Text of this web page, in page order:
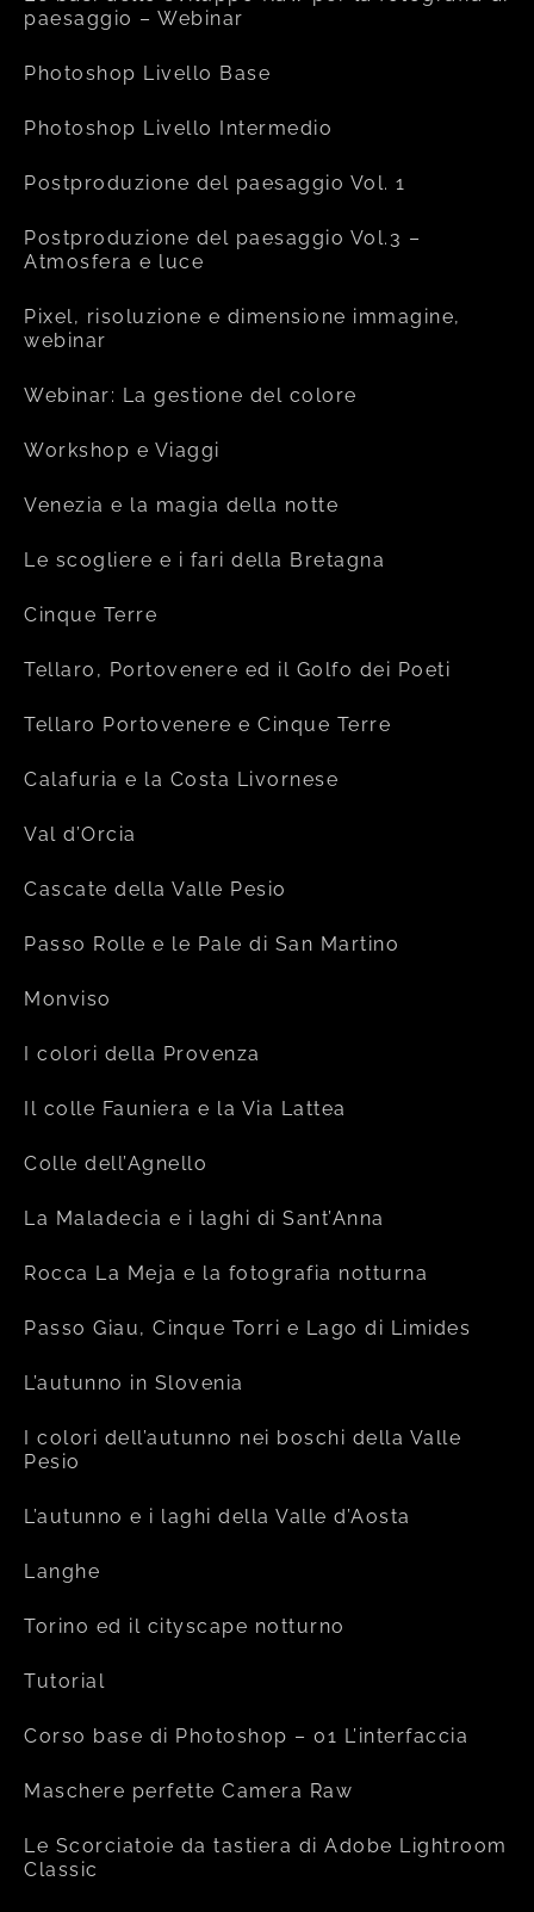
paesaggio – Webinar
Photoshop Livello Base
Photoshop Livello Intermedio
Postproduzione del paesaggio Vol. 1
Postproduzione del paesaggio Vol.3 –
Atmosfera e luce
Pixel, risoluzione e dimensione immagine,
webinar
Webinar: La gestione del colore
Workshop e Viaggi
Venezia e la magia della notte
Le scogliere e i fari della Bretagna
Cinque Terre
Tellaro, Portovenere ed il Golfo dei Poeti
Tellaro Portovenere e Cinque Terre
Calafuria e la Costa Livornese
Val d’Orcia
Cascate della Valle Pesio
Passo Rolle e le Pale di San Martino
Monviso
I colori della Provenza
Il colle Fauniera e la Via Lattea
Colle dell’Agnello
La Maladecia e i laghi di Sant’Anna
Rocca La Meja e la fotografia notturna
Passo Giau, Cinque Torri e Lago di Limides
L’autunno in Slovenia
I colori dell’autunno nei boschi della Valle
Pesio
L’autunno e i laghi della Valle d’Aosta
Langhe
Torino ed il cityscape notturno
Tutorial
Corso base di Photoshop – 01 L’interfaccia
Maschere perfette Camera Raw
Le Scorciatoie da tastiera di Adobe Lightroom
Classic